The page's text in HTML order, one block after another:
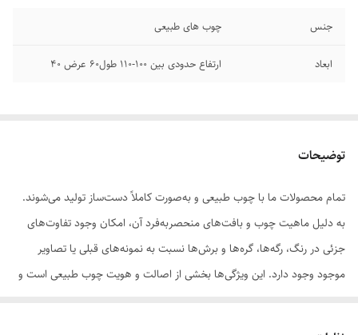
جنس چوب های طبیعی
ابعاد ارتفاع حدودی بین ۱۰۰-۱۱۰ طول۶۰ عرض ۴۰
توضیحات
تمام محصولات ما با چوب طبیعی و به‌صورت کاملاً دست‌ساز تولید می‌شوند.
به دلیل ماهیت چوب و بافت‌های منحصر‌به‌فرد آن، امکان وجود تفاوت‌های
جزئی در رنگ، رگه‌ها، گره‌ها و برش‌ها نسبت به نمونه‌های قبلی یا تصاویر
موجود وجود دارد. این ویژگی‌ها بخشی از اصالت و هویت چوب طبیعی است و